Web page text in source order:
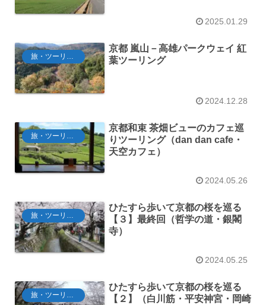
2025.01.29
旅・ツーリング
京都 嵐山－高雄パークウェイ 紅
葉ツーリング
2024.12.28
旅・ツーリング
京都和束 茶畑ビューのカフェ巡
りツーリング（dan dan cafe・
天空カフェ）
2024.05.26
旅・ツーリング
ひたすら歩いて京都の桜を巡る
【３】最終回（哲学の道・銀閣
寺）
2024.05.25
旅・ツーリング
ひたすら歩いて京都の桜を巡る
【２】（白川筋・平安神宮・岡崎